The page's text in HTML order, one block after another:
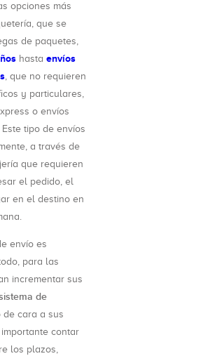
opciones más
que se
de paquetes,
hasta envíos
, que no requieren
y particulares,
o envíos
tipo de envíos
a través de
que requieren
el pedido, el
en el destino en
envío es
para las
incrementar sus
de
de cara a sus
contar
los plazos,